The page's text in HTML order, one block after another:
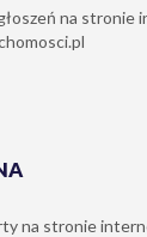
na stronie
na stronie